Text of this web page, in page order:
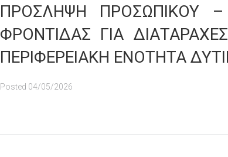
ΠΡΟΣΛΗΨΗ ΠΡΟΣΩΠΙΚΟΥ
ΦΡΟΝΤΙΔΑΣ ΓΙΑ
ΠΕΡΙΦΕΡEΙΑΚΗ ΕΝΟΤΗΤΑ
Posted 04/05/2026